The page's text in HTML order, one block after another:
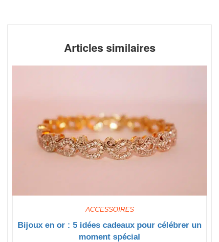
Articles similaires
ACCESSOIRES
Bijoux en or : 5 idées cadeaux pour célébrer un
moment spécial